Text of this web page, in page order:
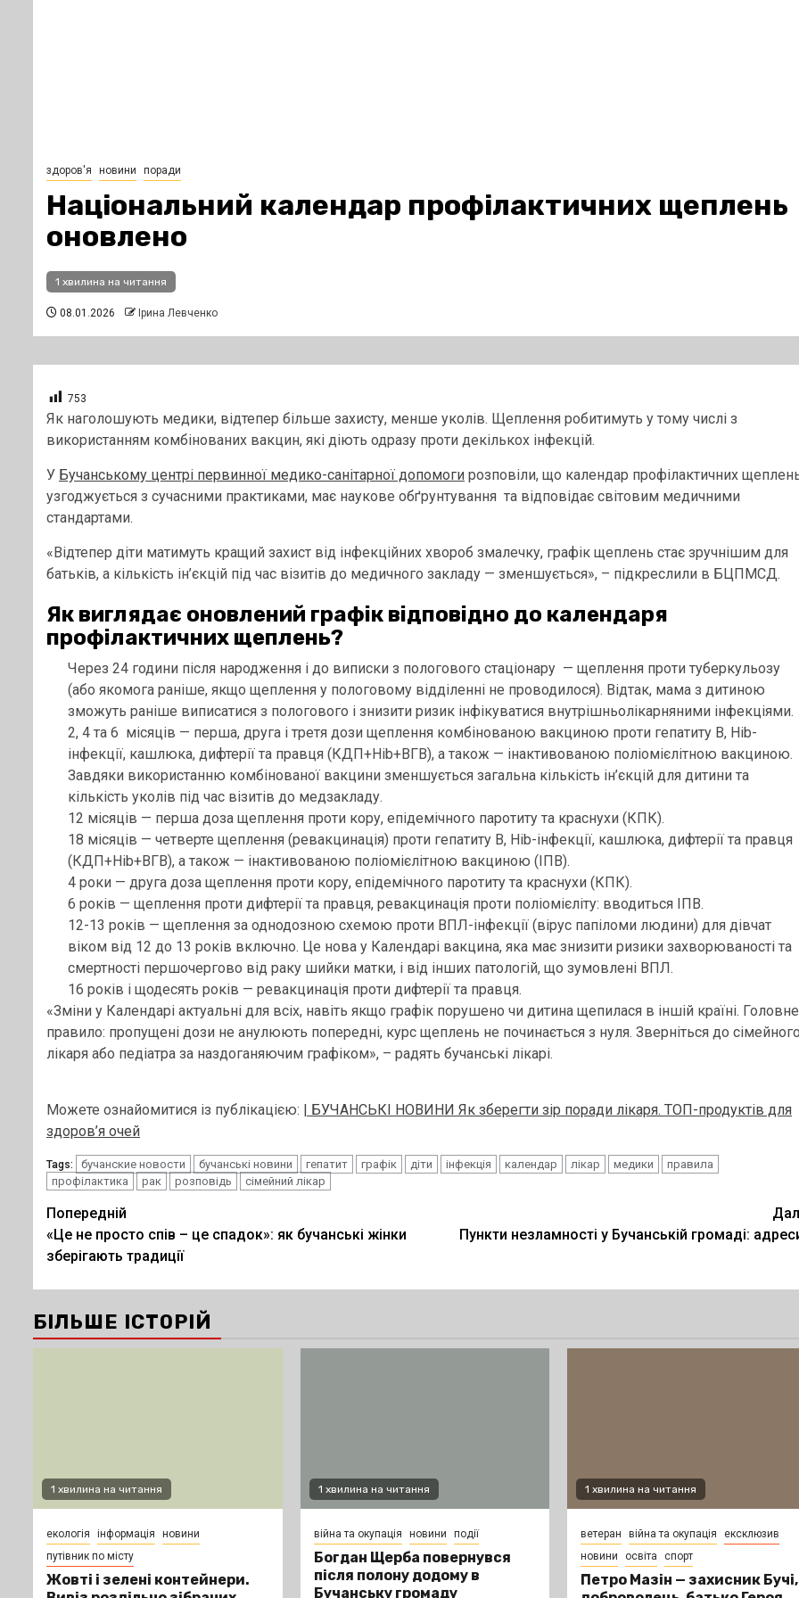
здоров'я новини поради
Національний календар профілактичних щеплень
оновлено
1 хвилина на читання
08.01.2026 Ірина Левченко
753
Як наголошують медики, відтепер більше захисту, менше уколів. Щеплення робитимуть у тому числі з
використанням комбінованих вакцин, які діють одразу проти декількох інфекцій.
У Бучанському центрі первинної медико-санітарної допомоги розповіли, що календар профілактичних
узгоджується з сучасними практиками, має наукове обґрунтування та відповідає світовим медичними
стандартами.
«Відтепер діти матимуть кращий захист від інфекційних хвороб змалечку, графік щеплень стає зручнішим для
батьків, а кількість ін’єкцій під час візитів до медичного закладу — зменшується», – підкреслили в БЦПМСД.
Як виглядає оновлений графік відповідно до календаря
профілактичних щеплень?
Через 24 години після народження і до виписки з пологового стаціонару — щеплення проти туберкульозу
(або якомога раніше, якщо щеплення у пологовому відділенні не проводилося). Відтак, мама з дитиною
зможуть раніше виписатися з пологового і знизити ризик інфікуватися внутрішньолікарняними інфекціями.
2, 4 та 6 місяців — перша, друга і третя дози щеплення комбінованою вакциною проти гепатиту В, Hib-
інфекції, кашлюка, дифтерії та правця (КДП+Hib+ВГВ), а також — інактивованою поліомієлітною вакциною.
Завдяки використанню комбінованої вакцини зменшується загальна кількість ін’єкцій для дитини та
кількість уколів під час візитів до медзакладу.
12 місяців — перша доза щеплення проти кору, епідемічного паротиту та краснухи (КПК).
18 місяців — четверте щеплення (ревакцинація) проти гепатиту В, Hib-інфекції, кашлюка, дифтерії та правця
(КДП+Hib+ВГВ), а також — інактивованою поліомієлітною вакциною (ІПВ).
4 роки — друга доза щеплення проти кору, епідемічного паротиту та краснухи (КПК).
6 років — щеплення проти дифтерії та правця, ревакцинація проти поліомієліту: вводиться ІПВ.
12-13 років — щеплення за однодозною схемою проти ВПЛ-інфекції (вірус папіломи людини) для дівчат
віком від 12 до 13 років включно. Це нова у Календарі вакцина, яка має знизити ризики захворюваності та
смертності першочергово від раку шийки матки, і від інших патологій, що зумовлені ВПЛ.
16 років і щодесять років — ревакцинація проти дифтерії та правця.
«Зміни у Календарі актуальні для всіх, навіть якщо графік порушено чи дитина щепилася в іншій країні. Головне
правило: пропущені дози не анулюють попередні, курс щеплень не починається з нуля. Зверніться до
лікаря або педіатра за наздоганяючим графіком», – радять бучанські лікарі.
Можете ознайомитися із публікацією: | БУЧАНСЬКІ НОВИНИ Як зберегти зір поради лікаря. ТОП-продуктів для
здоров’я очей
Tags: бучанские новости бучанські новини гепатит графік діти інфекція календар лікар медики
правила
профілактика
рак розповідь сімейний лікар
Post
navigation
Попередній
«Це не просто спів – це спадок»: як бучанські жінки
зберігають традиції
Пункти незламності у Бучанській громаді:
БІЛЬШЕ ІСТОРІЙ
1 хвилина на читання
екологія інформація
новини
путівник по місту
Жовті і зелені контейнери.
1 хвилина на читання
війна та окупація новини події
Богдан Щерба повернувся
після полону додому в
Бучанську громаду
1 хвилина на читання
ветеран війна та окупація
ексклюзив
новини
освіта спорт
Петро Мазін — захисник Бучі,